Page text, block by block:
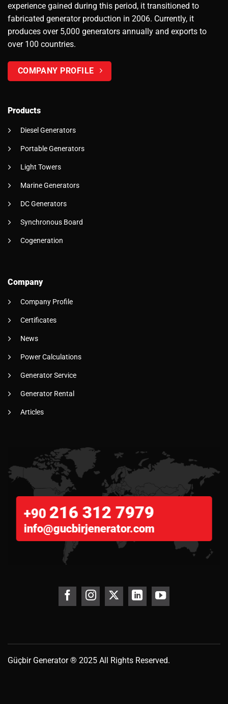
experience gained during this period, it transitioned to
fabricated generator production in 2006. Currently, it
produces over 5,000 generators annually and exports to
over 100 countries.
COMPANY PROFILE
Products
Diesel Generators
Portable Generators
Light Towers
Marine Generators
DC Generators
Synchronous Board
Cogeneration
Company
Company Profile
Certificates
News
Power Calculations
Generator Service
Generator Rental
Articles
+90 216 312 7979
info@gucbirjenerator.com
Güçbir Generator® 2025 All Rights Reserved.